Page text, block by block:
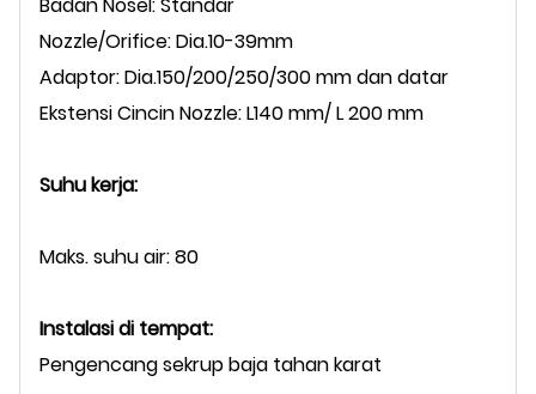
Nozzle/Orifice: Dia.10-39mm
Adaptor: Dia.150/200/250/300 mm dan datar
Ekstensi Cincin Nozzle: L140 mm/ L 200 mm
Suhu kerja:
Maks. suhu air: 80
Instalasi di tempat:
Pengencang sekrup baja tahan karat